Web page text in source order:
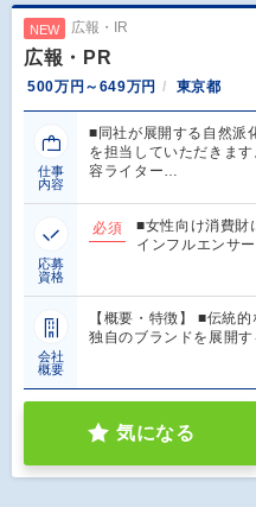
NEW 広報・IR
広報・PR
500万円～649万円 東京都
仕事
内容
■同社が展開する自然派
を担当していただきま
容ライター…
応募
資格
必須
■女性向け消費財
インフルエンサ
会社
概要
【概要・特徴】 ■伝統
独自のブランドを展開す
気になる